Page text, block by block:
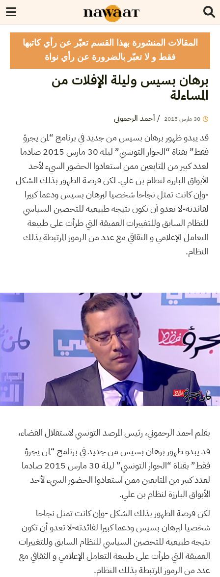
المقالات المنشورة بهذا القسم تعبّر عن رأي كاتبها
فقط و لا تعبّر بالضرورة عن رأي نواة
برهان بسيس وليلة الإفلات من
المساءلة
30 مارس 2015
/أحمد الرحموني
قد يبدو ظهور برهان بسيس من جديد في برنامج “لمن يجرؤ
فقط” بقناة “الحوار التونسي” ليلة 30 مارس 2015 صادما
لعدد كبير من المتابعين ممن استعادوا الحضور السيء لأحد
الأبواق البارزة لنظام بن علي. لكن فرصة الظهور بذلك الشكل
-وإن كانت تمثل نجاحا شخصيا لبرهان بسيس ودعما كبيرا
لفائدته-لا تعدو أن تكون نتيجة طبيعية للتحصين السياسي
للنظام السابق وللتغييرات العميقة التي طرأت على طبيعة
التعامل الإعلامي و الثقافي مع عدد من الرموز المرتبطة بذلك
النظام.
بقلم احمد الرحموني، رئيس المرصد التونسي لاستقلال القضاء،
قد يبدو ظهور برهان بسيس من جديد في برنامج “لمن يجرؤ
فقط” بقناة “الحوار التونسي” ليلة 30 مارس 2015 صادما
لعدد كبير من المتابعين ممن استعادوا الحضور السيء لأحد
الأبواق البارزة لنظام بن علي.
لكن فرصة الظهور بذلك الشكل -وإن كانت تمثل نجاحا
شخصيا لبرهان بسيس ودعما كبيرا لفائدته-لا تعدو أن تكون
نتيجة طبيعية للتحصين السياسي للنظام السابق وللتغييرات
العميقة التي طرأت على طبيعة التعامل الإعلامي و الثقافي مع
عدد من الرموز المرتبطة بذلك النظام.